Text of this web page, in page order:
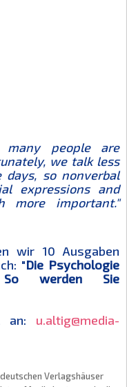
people are
we talk less
so nonverbal
expressions and
more important."
wir 10 Ausgaben
"Die Psychologie
werden Sie
an: u.altig@media-
Verlagshäuser